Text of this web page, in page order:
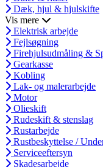
Dæk, hjul & hjulskifte
Vis mere
Elektrisk arbejde
Fejlsøgning
Firehjulsudmåling &
Gearkasse
Kobling
Lak- og malerarbejde
Motor
Olieskift
Rudeskift & stenslag
Rustarbejde
Rustbeskyttelse /
Serviceeftersyn
Skadesarbejde